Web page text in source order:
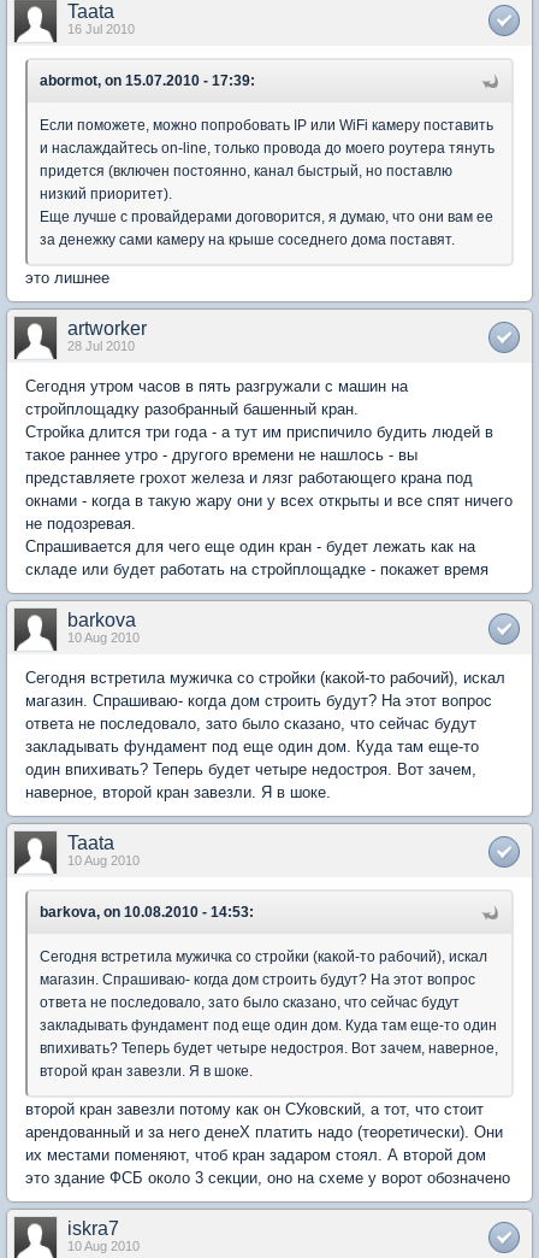
Taata
16 Jul 2010
abormot, on 15.07.2010 - 17:39:
Если поможете, можно попробовать IP или WiFi камеру поставить
и наслаждайтесь on-line, только провода до моего роутера тянуть
придется (включен постоянно, канал быстрый, но поставлю
низкий приоритет).
Еще лучше с провайдерами договорится, я думаю, что они вам ее
за денежку сами камеру на крыше соседнего дома поставят.
это лишнее
artworker
28 Jul 2010
Сегодня утром часов в пять разгружали с машин на
стройплощадку разобранный башенный кран.
Стройка длится три года - а тут им приспичило будить людей в
такое раннее утро - другого времени не нашлось - вы
представляете грохот железа и лязг работающего крана под
окнами - когда в такую жару они у всех открыты и все спят ничего
не подозревая.
Спрашивается для чего еще один кран - будет лежать как на
складе или будет работать на стройплощадке - покажет время
barkova
10 Aug 2010
Сегодня встретила мужичка со стройки (какой-то рабочий), искал
магазин. Спрашиваю- когда дом строить будут? На этот вопрос
ответа не последовало, зато было сказано, что сейчас будут
закладывать фундамент под еще один дом. Куда там еще-то
один впихивать? Теперь будет четыре недостроя. Вот зачем,
наверное, второй кран завезли. Я в шоке.
Taata
10 Aug 2010
barkova, on 10.08.2010 - 14:53:
Сегодня встретила мужичка со стройки (какой-то рабочий), искал
магазин. Спрашиваю- когда дом строить будут? На этот вопрос
ответа не последовало, зато было сказано, что сейчас будут
закладывать фундамент под еще один дом. Куда там еще-то один
впихивать? Теперь будет четыре недостроя. Вот зачем, наверное,
второй кран завезли. Я в шоке.
второй кран завезли потому как он СУковский, а тот, что стоит
арендованный и за него денеХ платить надо (теоретически). Они
их местами поменяют, чтоб кран задаром стоял. А второй дом
это здание ФСБ около 3 секции, оно на схеме у ворот обозначено
iskra7
10 Aug 2010